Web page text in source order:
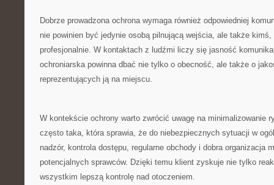
Dobrze prowadzona ochrona wymaga również odpowiedniej
nie powinien być jedynie osobą pilnującą wejścia, ale także
profesjonalnie. W kontaktach z ludźmi liczy się jasność
ochroniarska powinna dbać nie tylko o obecność, ale także o
reprezentujących ją na miejscu.
W kontekście ochrony warto zwrócić uwagę na minimalizowanie
często taka, która sprawia, że do niebezpiecznych sytuacji w
nadzór, kontrola dostępu, regularne obchody i dobra organizacja
potencjalnych sprawców. Dzięki temu klient zyskuje nie tylko
wszystkim lepszą kontrolę nad otoczeniem.